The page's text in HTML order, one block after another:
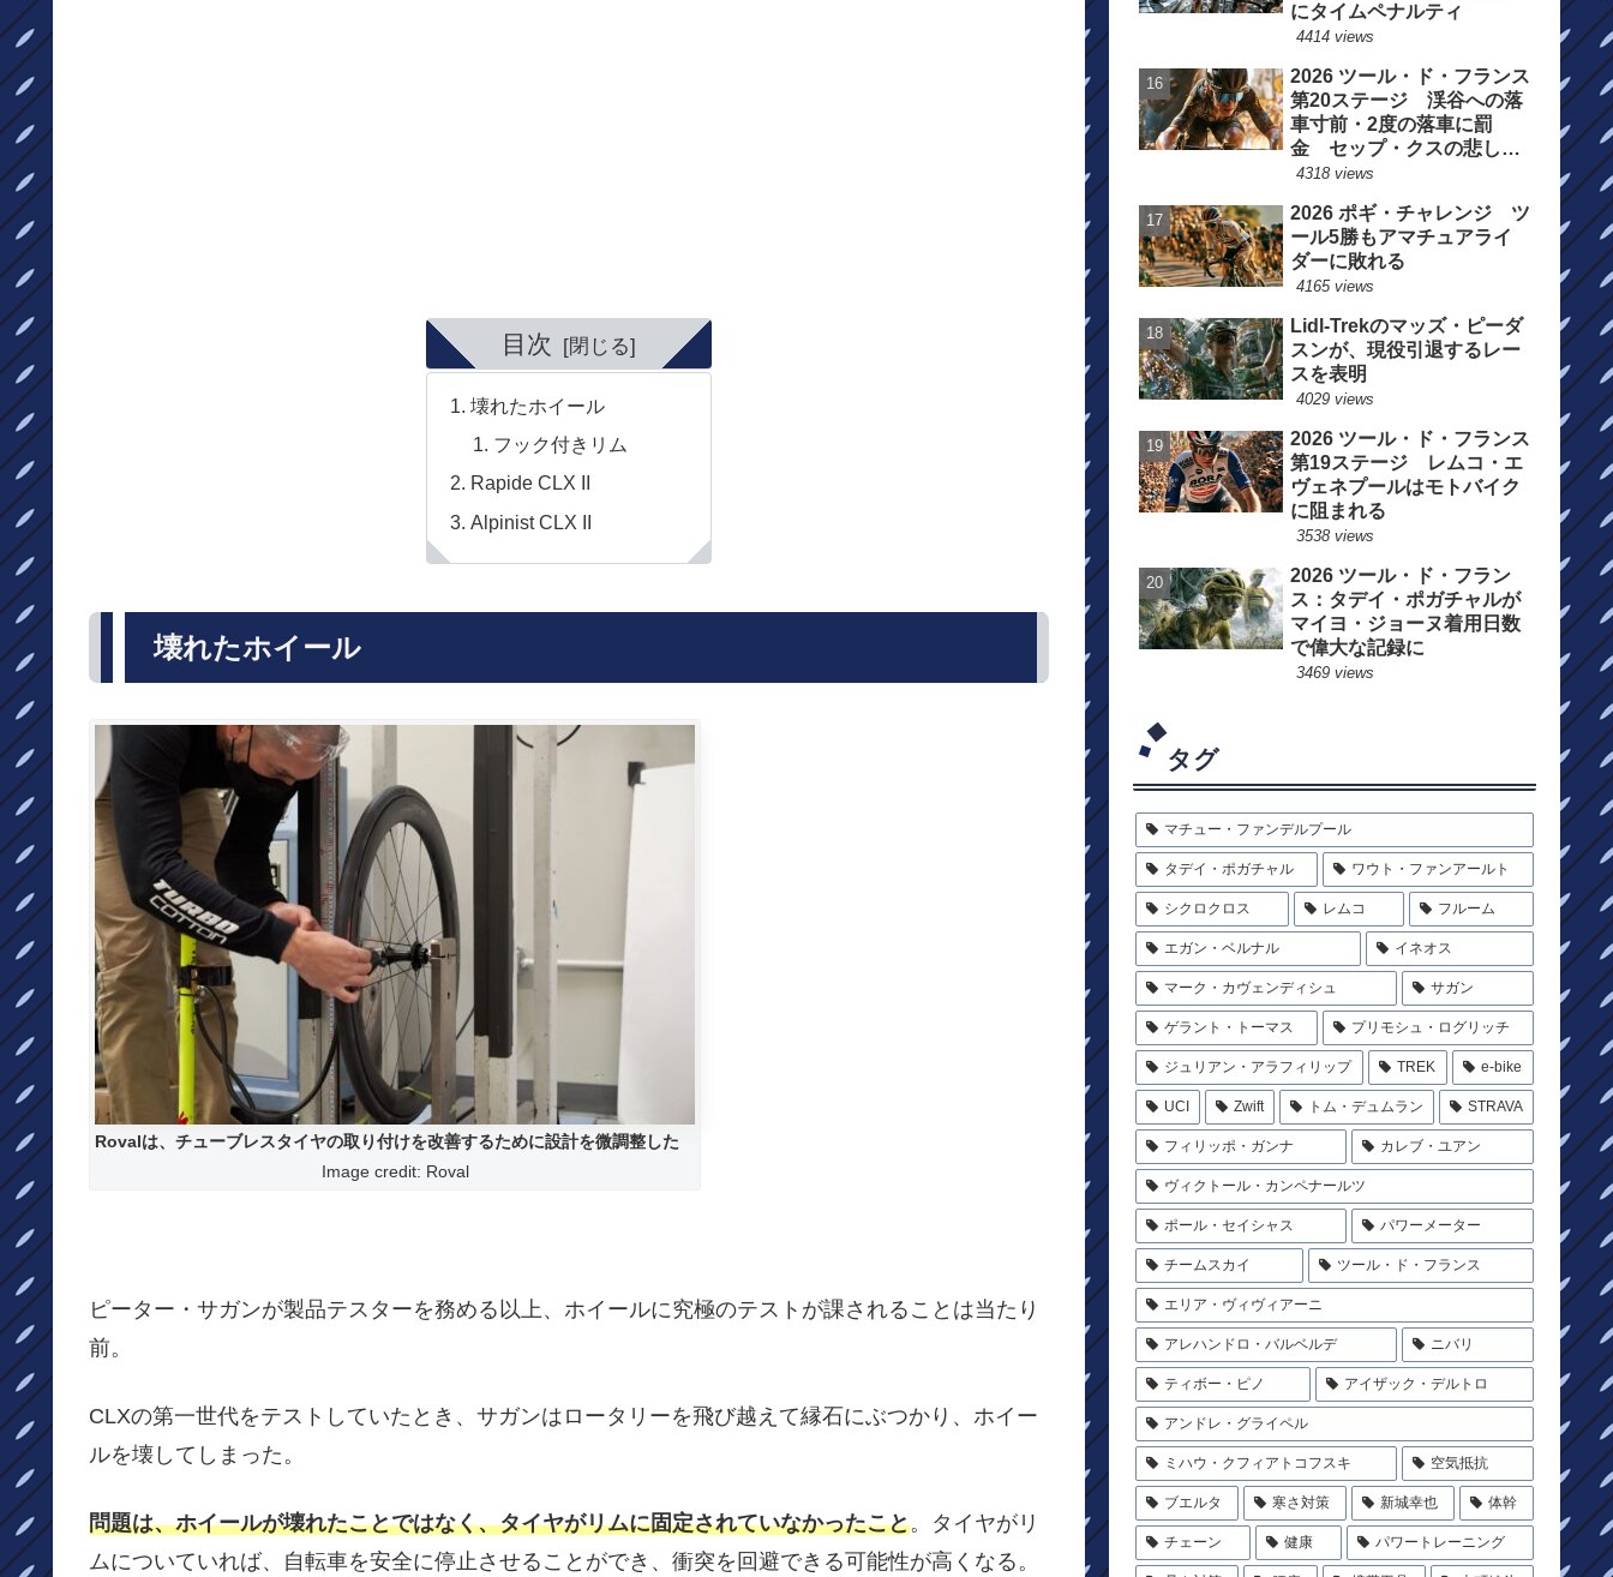
目次
壊れたホイール
フック付きリム
Rapide CLX II
Alpinist CLX II
壊れたホイール
Rovalは、チューブレスタイヤの取り付けを改善するために設計を微調整した
Image credit: Roval
ピーター・サガンが製品テスターを務める以上、ホイールに究極のテストが課されることは当たり
前。
CLXの第一世代をテストしていたとき、サガンはロータリーを飛び越えて縁石にぶつかり、ホイー
ルを壊してしまった。
問題は、ホイールが壊れたことではなく、タイヤがリムに固定されていなかったこと。タイヤがリ
ムについていれば、自転車を安全に停止させることができ、衝突を回避できる可能性が高くなる。
にタイムペナルティ
4414 views
2026 ツール・ド・フランス
第20ステージ 渓谷への落
車寸前・2度の落車に罰
金 セップ・クスの悲しい
一日
4318 views
2026 ポギ・チャレンジ ツ
ール5勝もアマチュアライ
ダーに敗れる
4165 views
Lidl-Trekのマッズ・ピーダ
スンが、現役引退するレー
スを表明
4029 views
2026 ツール・ド・フランス
第19ステージ レムコ・エ
ヴェネプールはモトバイク
に阻まれる
3538 views
2026 ツール・ド・フラン
ス：タデイ・ポガチャルが
マイヨ・ジョーヌ着用日数
で偉大な記録に
3469 views
タグ
マチュー・ファンデルプール
タデイ・ポガチャル ワウト・ファンアールト
シクロクロス レムコ フルーム
エガン・ベルナル イネオス
マーク・カヴェンディシュ サガン
ゲラント・トーマス プリモシュ・ログリッチ
ジュリアン・アラフィリップ TREK e-bike
UCI Zwift トム・デュムラン STRAVA
フィリッポ・ガンナ カレブ・ユアン
ヴィクトール・カンペナールツ
ポール・セイシャス パワーメーター
チームスカイ ツール・ド・フランス
エリア・ヴィヴィアーニ
アレハンドロ・バルベルデ ニバリ
ティボー・ピノ アイザック・デルトロ
アンドレ・グライペル
ミハウ・クフィアトコフスキ 空気抵抗
ブエルタ 寒さ対策 新城幸也 体幹
チェーン 健康 パワートレーニング